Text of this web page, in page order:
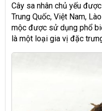
Cây sa nhân chủ yếu
Trung Quốc, Việt Nam,
mộc được sử dụng phổ
là một loại gia vị đặc